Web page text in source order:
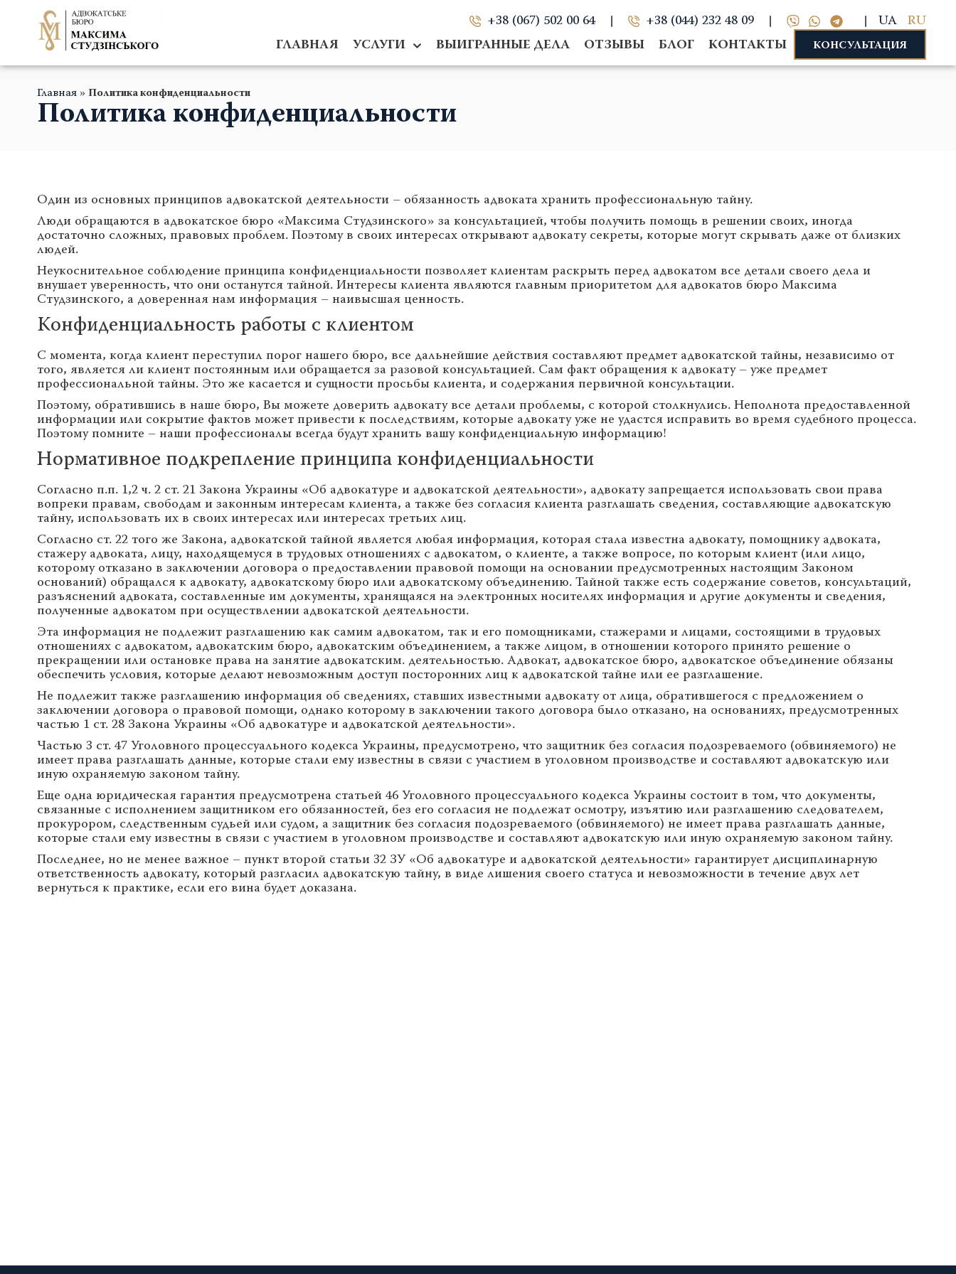
+38 (067) 502 00 64 +38 (044) 232 48 09 UA
RU
ГЛАВНАЯ
УСЛУГИ ВЫИГРАННЫЕ ДЕЛА ОТЗЫВЫ БЛОГ КОНТАКТЫ КОНСУЛЬТАЦИЯ
Главная » Политика конфиденциальности
Политика конфиденциальности
Один из основных принципов адвокатской деятельности – обязанность адвоката хранить профессиональную тайну.
Люди обращаются в адвокатское бюро «Максима Студзинского» за консультацией, чтобы получить помощь в решении своих, иногда
достаточно сложных, правовых проблем. Поэтому в своих интересах открывают адвокату секреты, которые могут скрывать даже от близких
людей.
Неукоснительное соблюдение принципа конфиденциальности позволяет клиентам раскрыть перед адвокатом все детали своего дела и
внушает уверенность, что они останутся тайной. Интересы клиента являются главным приоритетом для адвокатов бюро Максима
Студзинского, а доверенная нам информация – наивысшая ценность.
Конфиденциальность работы с клиентом
С момента, когда клиент переступил порог нашего бюро, все дальнейшие действия составляют предмет адвокатской тайны, независимо от
того, является ли клиент постоянным или обращается за разовой консультацией. Сам факт обращения к адвокату – уже предмет
профессиональной тайны. Это же касается и сущности просьбы клиента, и содержания первичной консультации.
Поэтому, обратившись в наше бюро, Вы можете доверить адвокату все детали проблемы, с которой столкнулись. Неполнота предоставленной
информации или сокрытие фактов может привести к последствиям, которые адвокату уже не удастся исправить во время судебного процесса.
Поэтому помните – наши профессионалы всегда будут хранить вашу конфиденциальную информацию!
Нормативное подкрепление принципа конфиденциальности
Согласно п.п. 1,2 ч. 2 ст. 21 Закона Украины «Об адвокатуре и адвокатской деятельности», адвокату запрещается использовать свои права
вопреки правам, свободам и законным интересам клиента, а также без согласия клиента разглашать сведения, составляющие адвокатскую
тайну, использовать их в своих интересах или интересах третьих лиц.
Согласно ст. 22 того же Закона, адвокатской тайной является любая информация, которая стала известна адвокату, помощнику адвоката,
стажеру адвоката, лицу, находящемуся в трудовых отношениях с адвокатом, о клиенте, а также вопросе, по которым клиент (или лицо,
которому отказано в заключении договора о предоставлении правовой помощи на основании предусмотренных настоящим Законом
оснований) обращался к адвокату, адвокатскому бюро или адвокатскому объединению. Тайной также есть содержание советов, консультаций,
разъяснений адвоката, составленные им документы, хранящаяся на электронных носителях информация и другие документы и сведения,
полученные адвокатом при осуществлении адвокатской деятельности.
Эта информация не подлежит разглашению как самим адвокатом, так и его помощниками, стажерами и лицами, состоящими в трудовых
отношениях с адвокатом, адвокатским бюро, адвокатским объединением, а также лицом, в отношении которого принято решение о
прекращении или остановке права на занятие адвокатским. деятельностью. Адвокат, адвокатское бюро, адвокатское объединение обязаны
обеспечить условия, которые делают невозможным доступ посторонних лиц к адвокатской тайне или ее разглашение.
Не подлежит также разглашению информация об сведениях, ставших известными адвокату от лица, обратившегося с предложением о
заключении договора о правовой помощи, однако которому в заключении такого договора было отказано, на основаниях, предусмотренных
частью 1 ст. 28 Закона Украины «Об адвокатуре и адвокатской деятельности».
Частью 3 ст. 47 Уголовного процессуального кодекса Украины, предусмотрено, что защитник без согласия подозреваемого (обвиняемого) не
имеет права разглашать данные, которые стали ему известны в связи с участием в уголовном производстве и составляют адвокатскую или
иную охраняемую законом тайну.
Еще одна юридическая гарантия предусмотрена статьей 46 Уголовного процессуального кодекса Украины состоит в том, что документы,
связанные с исполнением защитником его обязанностей, без его согласия не подлежат осмотру, изъятию или разглашению следователем,
прокурором, следственным судьей или судом, а защитник без согласия подозреваемого (обвиняемого) не имеет права разглашать данные,
которые стали ему известны в связи с участием в уголовном производстве и составляют адвокатскую или иную охраняемую законом тайну.
Последнее, но не менее важное – пункт второй статьи 32 ЗУ «Об адвокатуре и адвокатской деятельности» гарантирует дисциплинарную
ответственность адвокату, который разгласил адвокатскую тайну, в виде лишения своего статуса и невозможности в течение двух лет
вернуться к практике, если его вина будет доказана.